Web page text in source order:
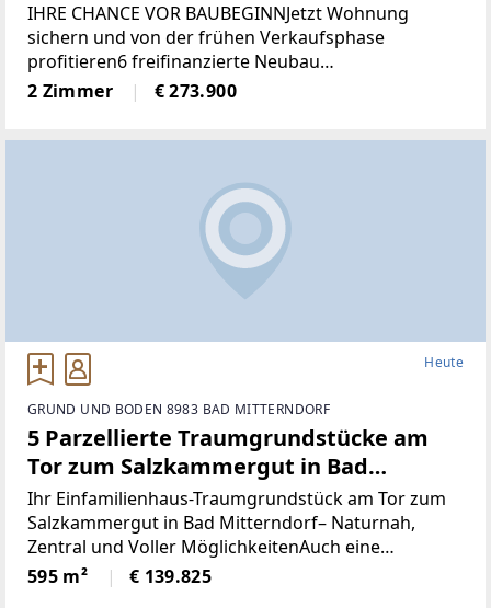
IHRE CHANCE VOR BAUBEGINNJetzt Wohnung
sichern und von der frühen Verkaufsphase
profitieren6 freifinanzierte Neubau
EigentumswohnungenWohnungsgrößen von ca. 50
m² bis 68 m²Alle Wohnungen sind entweder mit
2 Zimmer € 273.900
Heute
GRUND UND BODEN 8983 BAD MITTERNDORF
5 Parzellierte Traumgrundstücke am
Tor zum Salzkammergut in Bad
Mitterndorf - naturnah, zentral und
voller Möglichkeiten (Provisionsfrei)
Ihr Einfamilienhaus-Traumgrundstück am Tor zum
Salzkammergut in Bad Mitterndorf– Naturnah,
Zentral und Voller MöglichkeitenAuch eine
touristische Vermietung ist nach Absprache mit der
Gemeinde möglich.Die Loipe und Therme
595 m² € 139.825